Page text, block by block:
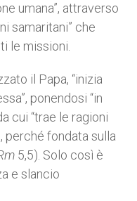
umana”, attraverso
samaritani” che
le missioni.
il Papa, “inizia
ponendosi “in
cui “trae le ragioni
perché fondata sulla
5,5). Solo così è
e slancio